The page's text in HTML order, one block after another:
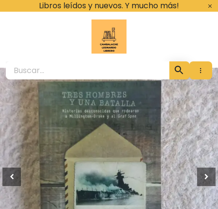
Libros leídos y nuevos. Y mucho más!
Cambalache